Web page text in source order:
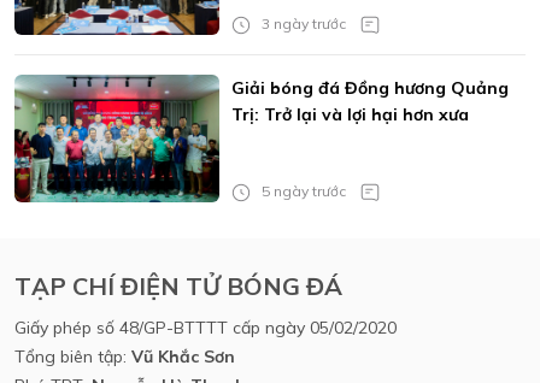
3 ngày trước
Giải bóng đá Đồng hương Quảng
Trị: Trở lại và lợi hại hơn xưa
5 ngày trước
TẠP CHÍ ĐIỆN TỬ BÓNG ĐÁ
Giấy phép số 48/GP-BTTTT cấp ngày 05/02/2020
Tổng biên tập: Vũ Khắc Sơn